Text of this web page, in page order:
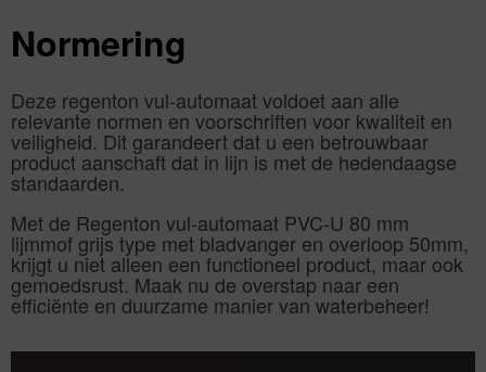
Normering
Deze regenton vul-automaat voldoet aan alle
relevante normen en voorschriften voor kwaliteit en
veiligheid. Dit garandeert dat u een betrouwbaar
product aanschaft dat in lijn is met de hedendaagse
standaarden.
Met de Regenton vul-automaat PVC-U 80 mm
lijmmof grijs type met bladvanger en overloop 50mm,
krijgt u niet alleen een functioneel product, maar ook
gemoedsrust. Maak nu de overstap naar een
efficiënte en duurzame manier van waterbeheer!